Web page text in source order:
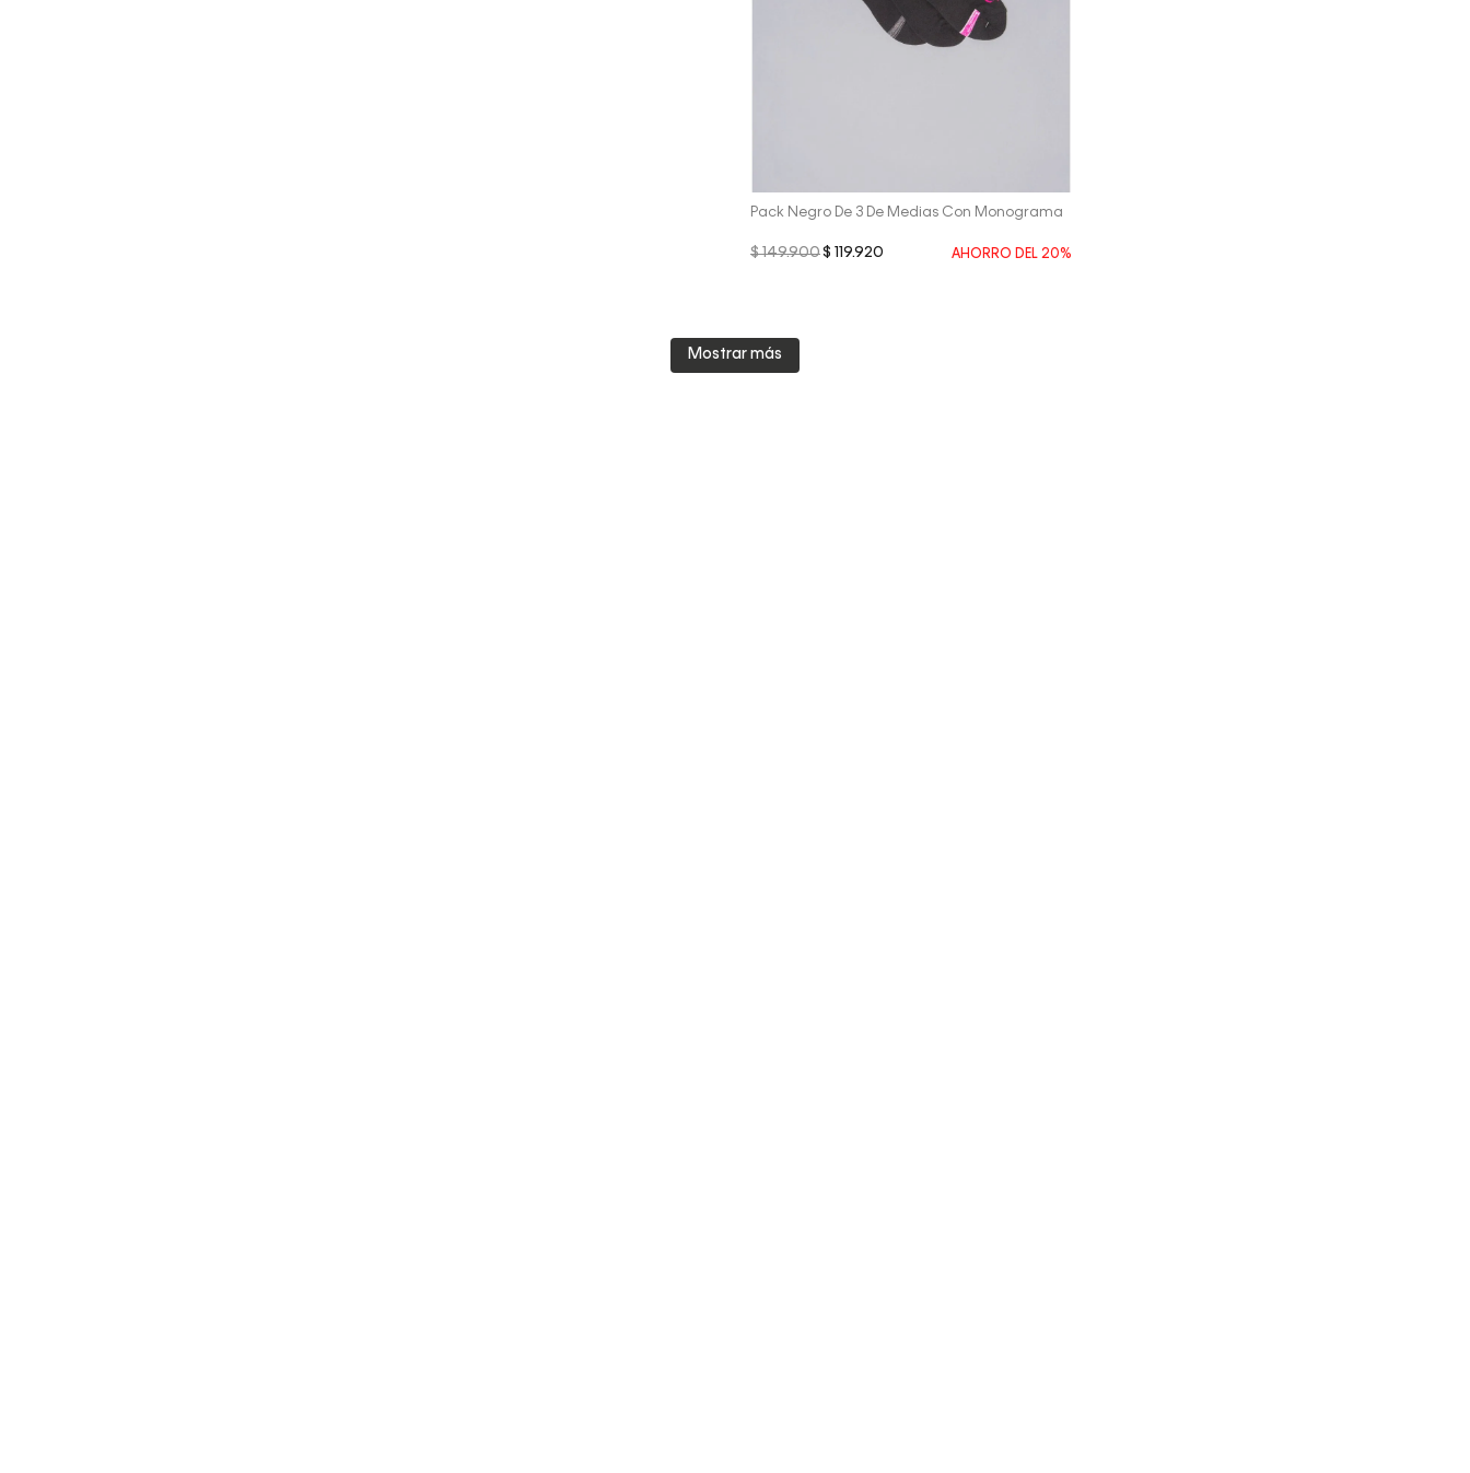
Pack Negro De 3 De Medias Con Monograma
$ 149.900$ 119.920 AHORRO DEL 20%
Mostrar más